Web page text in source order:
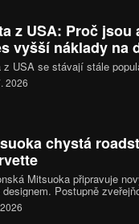
z USA: Proč
vyšší náklady na
z USA se stávají stále
2026
chystá
Mitsuoka připravuje
designem. Postupně
generací Chevroletu
z roku 1958.